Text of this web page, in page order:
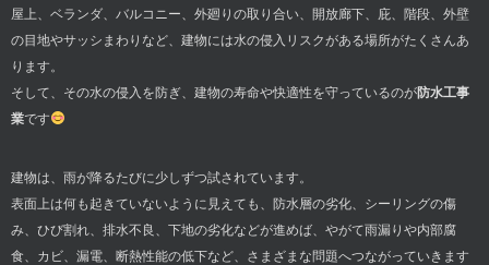
屋上、ベランダ、バルコニー、外廻りの取り合い、開放廊下、庇、階段、外壁
の目地やサッシまわりなど、建物には水の侵入リスクがある場所がたくさんあ
ります。
そして、その水の侵入を防ぎ、建物の寿命や快適性を守っているのが防水工事
業です
建物は、雨が降るたびに少しずつ試されています。
表面上は何も起きていないように見えても、防水層の劣化、シーリングの傷
み、ひび割れ、排水不良、下地の劣化などが進めば、やがて雨漏りや内部腐
食、カビ、漏電、断熱性能の低下など、さまざまな問題へつながっていきます